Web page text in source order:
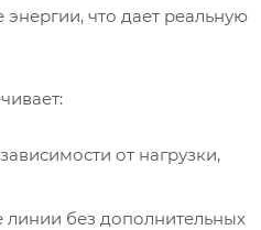
что дает реальную
от нагрузки,
без дополнительных